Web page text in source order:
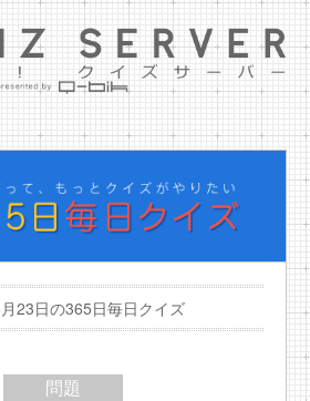
23日の365日毎日クイズ
問題